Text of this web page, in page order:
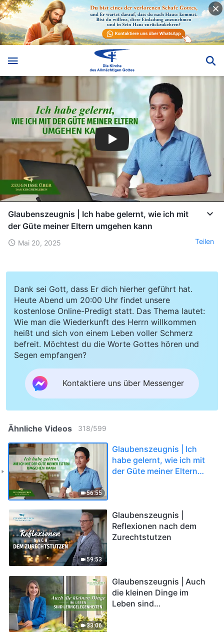
Glaubenszeugnis | Ich habe gelernt, wie ich mit
der Güte meiner Eltern umgehen kann
Mai 20, 2025 Teilen
Dank sei Gott, dass Er dich hierher geführt hat.
Heute Abend um 20:00 Uhr findet unsere
kostenlose Online-Predigt statt. Das Thema lautet:
Wie man die Wiederkunft des Herrn willkommen
heißt und sich von einem Leben voller Schmerz
befreit. Möchtest du die Worte Gottes hören und
Segen empfangen?
Kontaktiere uns über Messenger
Ähnliche Videos 318/599
56:55
Glaubenszeugnis | Ich
habe gelernt, wie ich mit
der Güte meiner Eltern
59:53
Glaubenszeugnis |
Reflexionen nach dem
Zurechtstutzen
33:06
Glaubenszeugnis | Auch
die kleinen Dinge im
Leben sind